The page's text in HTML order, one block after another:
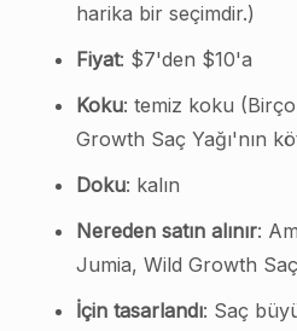
harika bir seçimdir.)
Fiyat: $7'den $10'a
Koku: temiz koku
Growth Saç Yağı'nın
Doku: kalın
Nereden satın alınır:
Jumia, Wild Growth
İçin tasarlandı: Saç